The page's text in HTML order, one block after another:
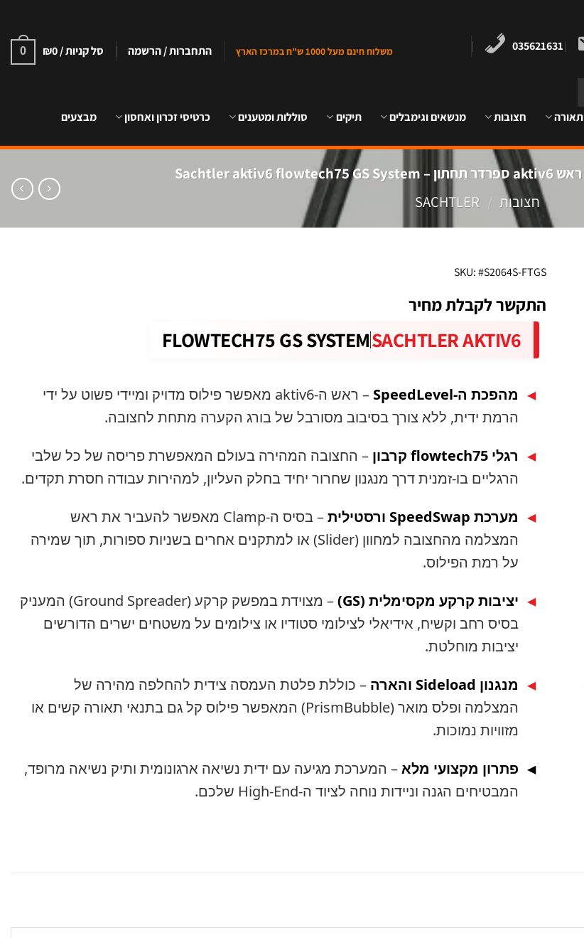
035621631 משלוח חינם מעל 1000 ש"ח במרכז הארץ התחברות / הרשמה סל קניות / ₪0
0
תאורה חצובות מנשאים וגימבלים תיקים סוללות ומטענים כרטיסי זכרון ואחסון מבצעים
חצובות /
SACHTLER
SKU: #S2064S-FTGS
התקשר לקבלת מחיר
SACHTLER AKTIV6
FLOWTECH75 GS SYSTEM
◀ מהפכת ה-SpeedLevel
– ראש ה-aktiv6 מאפשר פילוס מדויק ומיידי פשוט על ידי
הרמת ידית, ללא צורך בסיבוב מסורבל של בורג הקערה מתחת לחצובה.
◀ רגלי flowtech75 קרבון
– החצובה המהירה בעולם המאפשרת פריסה של כל שלבי
הרגליים בו-זמנית דרך מנגנון שחרור יחיד בחלק העליון, למהירות עבודה חסרת תקדים.
◀ מערכת SpeedSwap ורסטילית
– בסיס ה-Clamp מאפשר להעביר את ראש
המצלמה מהחצובה למחוון (Slider) או למתקנים אחרים בשניות ספורות, תוך שמירה
על רמת הפילוס.
◀ יציבות קרקע מקסימלית (GS)
– מצוידת במפשק קרקע (Ground Spreader) המעניק
בסיס רחב וקשיח, אידיאלי לצילומי סטודיו או צילומים על משטחים ישרים הדורשים
יציבות מוחלטת.
◀ מנגנון Sideload והארה
– כוללת פלטת העמסה צידית להחלפה מהירה של
המצלמה ופלס מואר (PrismBubble) המאפשר פילוס קל גם בתנאי תאורה קשים או
מזוויות נמוכות.
◀ פתרון מקצועי מלא– המערכת מגיעה עם ידית נשיאה ארגונומית ותיק נשיאה מרופד,
המבטיחים הגנה וניידות נוחה לציוד ה-High-End שלכם.